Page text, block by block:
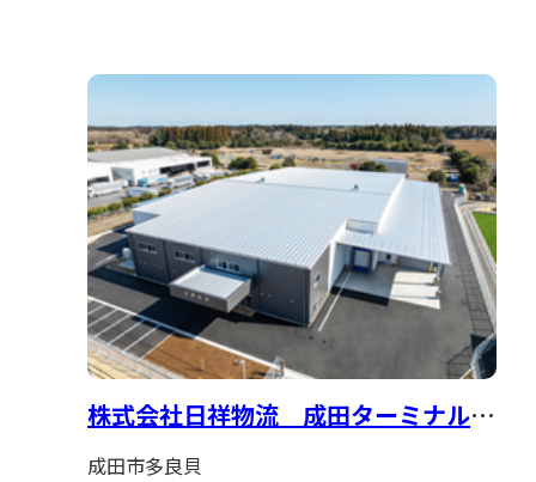
お知らせ
採用情報
プライバシーポリシー
セキュリティポリシー
株式会社日祥物流 成田ターミナル倉
庫新築工事
成田市多良貝